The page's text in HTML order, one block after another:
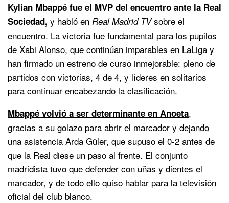
Kylian Mbappé fue el MVP del encuentro ante la Real
Sociedad, y habló en Real Madrid TVsobre el
encuentro. La victoria fue fundamental para los pupilos
de Xabi Alonso, que continúan imparables en LaLiga y
han firmado un estreno de curso inmejorable: pleno de
partidos con victorias, 4 de 4, y líderes en solitarios
para continuar encabezando la clasificación.
Mbappé volvió a ser determinante en Anoeta,
gracias a su golazo para abrir el marcador y dejando
una asistencia Arda Güler, que supuso el 0-2 antes de
que la Real diese un paso al frente. El conjunto
madridista tuvo que defender con uñas y dientes el
marcador, y de todo ello quiso hablar para la televisión
oficial del club blanco.